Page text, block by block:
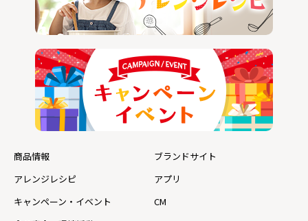
商品情報
ブランドサイト
アレンジレシピ
アプリ
キャンペーン・イベント
CM